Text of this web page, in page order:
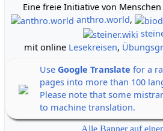
Eine freie Initiative von Menschen
anthro.world,
mit online Lesekreisen,
Use Google Translate for a
pages into more than 100
Please note that some
to machine translation.